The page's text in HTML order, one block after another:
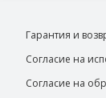
Гарантия и
Согласие на
Согласие на